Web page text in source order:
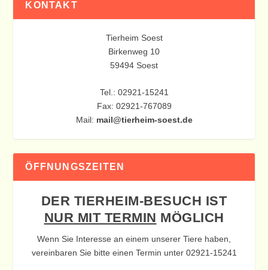
KONTAKT
Tierheim Soest
Birkenweg 10
59494 Soest
Tel.: 02921-15241
Fax: 02921-767089
Mail: mail@tierheim-soest.de
ÖFFNUNGSZEITEN
DER TIERHEIM-BESUCH IST
NUR MIT TERMIN MÖGLICH
Wenn Sie Interesse an einem unserer Tiere haben,
vereinbaren Sie bitte einen Termin unter 02921-15241